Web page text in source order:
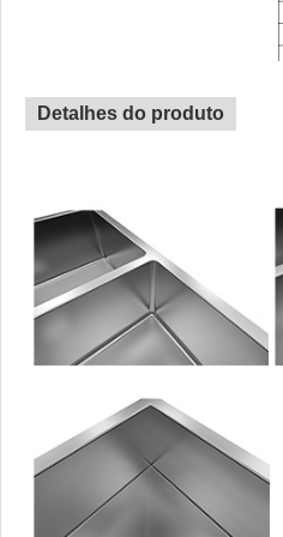
Detalhes do produto